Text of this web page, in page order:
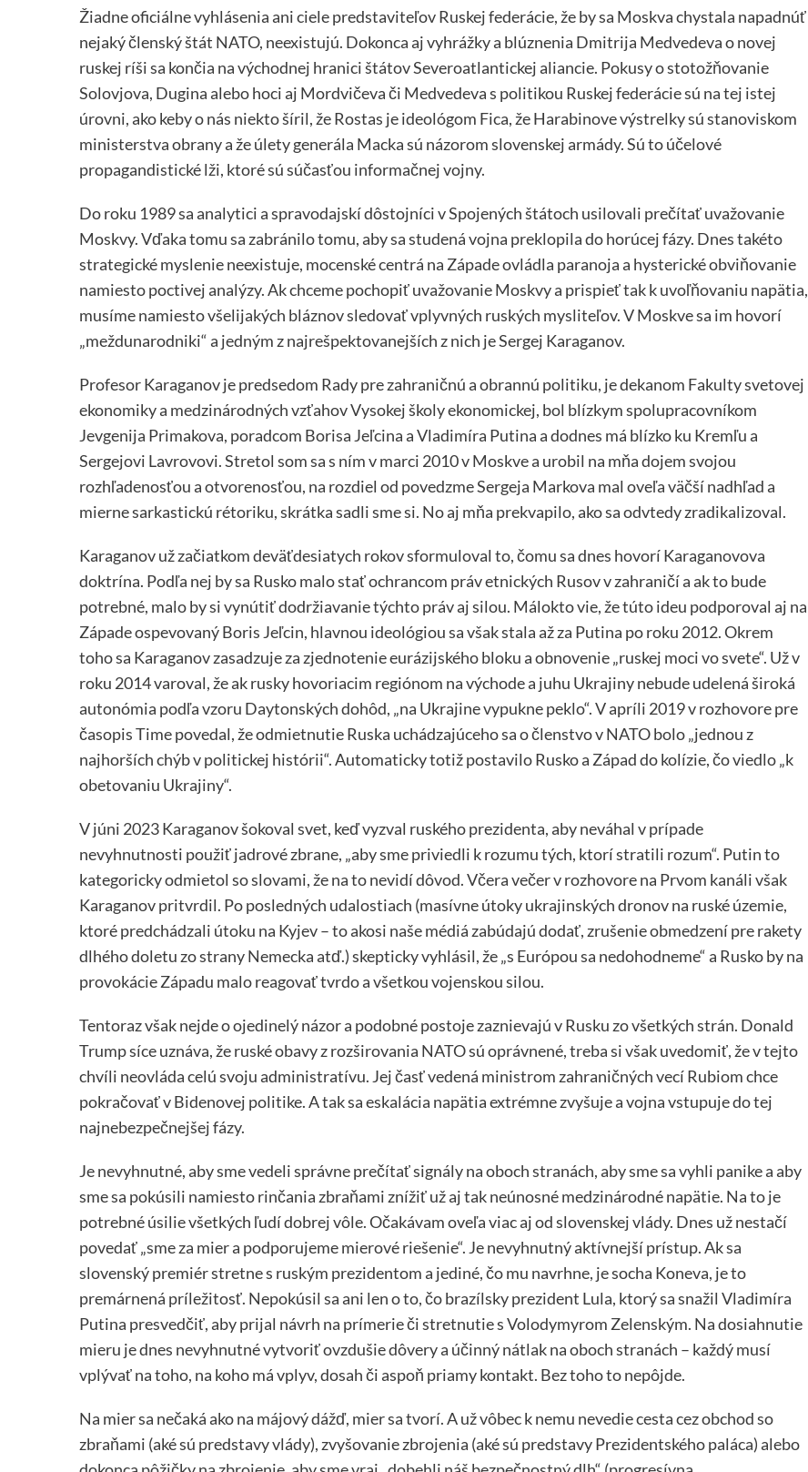
Žiadne oficiálne vyhlásenia ani ciele predstaviteľov Ruskej federácie, že by sa Moskva chystala napadnúť
nejaký členský štát NATO, neexistujú. Dokonca aj vyhrážky a blúznenia Dmitrija Medvedeva o novej
ruskej ríši sa končia na východnej hranici štátov Severoatlantickej aliancie. Pokusy o stotožňovanie
Solovjova, Dugina alebo hoci aj Mordvičeva či Medvedeva s politikou Ruskej federácie sú na tej istej
úrovni, ako keby o nás niekto šíril, že Rostas je ideológom Fica, že Harabinove výstrelky sú stanoviskom
ministerstva obrany a že úlety generála Macka sú názorom slovenskej armády. Sú to účelové
propagandistické lži, ktoré sú súčasťou informačnej vojny.
Do roku 1989 sa analytici a spravodajskí dôstojníci v Spojených štátoch usilovali prečítať uvažovanie
Moskvy. Vďaka tomu sa zabránilo tomu, aby sa studená vojna preklopila do horúcej fázy. Dnes takéto
strategické myslenie neexistuje, mocenské centrá na Západe ovládla paranoja a hysterické obviňovanie
namiesto poctivej analýzy. Ak chceme pochopiť uvažovanie Moskvy a prispieť tak k uvoľňovaniu napätia,
musíme namiesto všelijakých bláznov sledovať vplyvných ruských mysliteľov. V Moskve sa im hovorí
„meždunarodniki“ a jedným z najrešpektovanejších z nich je Sergej Karaganov.
Profesor Karaganov je predsedom Rady pre zahraničnú a obrannú politiku, je dekanom Fakulty svetovej
ekonomiky a medzinárodných vzťahov Vysokej školy ekonomickej, bol blízkym spolupracovníkom
Jevgenija Primakova, poradcom Borisa Jeľcina a Vladimíra Putina a dodnes má blízko ku Kremľu a
Sergejovi Lavrovovi. Stretol som sa s ním v marci 2010 v Moskve a urobil na mňa dojem svojou
rozhľadenosťou a otvorenosťou, na rozdiel od povedzme Sergeja Markova mal oveľa väčší nadhľad a
mierne sarkastickú rétoriku, skrátka sadli sme si. No aj mňa prekvapilo, ako sa odvtedy zradikalizoval.
Karaganov už začiatkom deväťdesiatych rokov sformuloval to, čomu sa dnes hovorí Karaganovova
doktrína. Podľa nej by sa Rusko malo stať ochrancom práv etnických Rusov v zahraničí a ak to bude
potrebné, malo by si vynútiť dodržiavanie týchto práv aj silou. Málokto vie, že túto ideu podporoval aj na
Západe ospevovaný Boris Jeľcin, hlavnou ideológiou sa však stala až za Putina po roku 2012. Okrem
toho sa Karaganov zasadzuje za zjednotenie eurázijského bloku a obnovenie „ruskej moci vo svete“. Už v
roku 2014 varoval, že ak rusky hovoriacim regiónom na východe a juhu Ukrajiny nebude udelená široká
autonómia podľa vzoru Daytonských dohôd, „na Ukrajine vypukne peklo“. V apríli 2019 v rozhovore pre
časopis Time povedal, že odmietnutie Ruska uchádzajúceho sa o členstvo v NATO bolo „jednou z
najhorších chýb v politickej histórii“. Automaticky totiž postavilo Rusko a Západ do kolízie, čo viedlo „k
obetovaniu Ukrajiny“.
V júni 2023 Karaganov šokoval svet, keď vyzval ruského prezidenta, aby neváhal v prípade
nevyhnutnosti použiť jadrové zbrane, „aby sme priviedli k rozumu tých, ktorí stratili rozum“. Putin to
kategoricky odmietol so slovami, že na to nevidí dôvod. Včera večer v rozhovore na Prvom kanáli však
Karaganov pritvrdil. Po posledných udalostiach (masívne útoky ukrajinských dronov na ruské územie,
ktoré predchádzali útoku na Kyjev – to akosi naše médiá zabúdajú dodať, zrušenie obmedzení pre rakety
dlhého doletu zo strany Nemecka atď.) skepticky vyhlásil, že „s Európou sa nedohodneme“ a Rusko by na
provokácie Západu malo reagovať tvrdo a všetkou vojenskou silou.
Tentoraz však nejde o ojedinelý názor a podobné postoje zaznievajú v Rusku zo všetkých strán. Donald
Trump síce uznáva, že ruské obavy z rozširovania NATO sú oprávnené, treba si však uvedomiť, že v tejto
chvíli neovláda celú svoju administratívu. Jej časť vedená ministrom zahraničných vecí Rubiom chce
pokračovať v Bidenovej politike. A tak sa eskalácia napätia extrémne zvyšuje a vojna vstupuje do tej
najnebezpečnejšej fázy.
Je nevyhnutné, aby sme vedeli správne prečítať signály na oboch stranách, aby sme sa vyhli panike a aby
sme sa pokúsili namiesto rinčania zbraňami znížiť už aj tak neúnosné medzinárodné napätie. Na to je
potrebné úsilie všetkých ľudí dobrej vôle. Očakávam oveľa viac aj od slovenskej vlády. Dnes už nestačí
povedať „sme za mier a podporujeme mierové riešenie“. Je nevyhnutný aktívnejší prístup. Ak sa
slovenský premiér stretne s ruským prezidentom a jediné, čo mu navrhne, je socha Koneva, je to
premárnená príležitosť. Nepokúsil sa ani len o to, čo brazílsky prezident Lula, ktorý sa snažil Vladimíra
Putina presvedčiť, aby prijal návrh na prímerie či stretnutie s Volodymyrom Zelenským. Na dosiahnutie
mieru je dnes nevyhnutné vytvoriť ovzdušie dôvery a účinný nátlak na oboch stranách – každý musí
vplývať na toho, na koho má vplyv, dosah či aspoň priamy kontakt. Bez toho to nepôjde.
Na mier sa nečaká ako na májový dážď, mier sa tvorí. A už vôbec k nemu nevedie cesta cez obchod so
zbraňami (aké sú predstavy vlády), zvyšovanie zbrojenia (aké sú predstavy Prezidentského paláca) alebo